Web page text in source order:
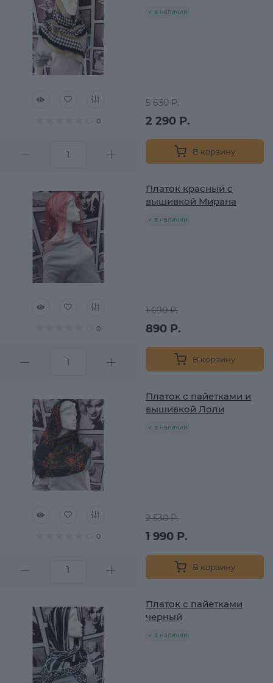
0
в наличии
5 630 Р.
2 290 Р.
В корзину
0
Платок красный с
вышивкой Мирана
в наличии
1 690 Р.
890 Р.
В корзину
0
Платок с пайетками и
вышивкой Лоли
в наличии
2 530 Р.
1 990 Р.
В корзину
Платок с пайетками
черный
в наличии